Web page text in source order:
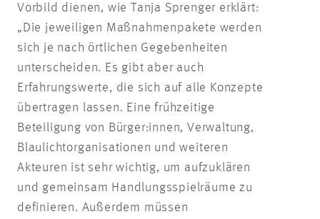
Vorbild dienen, wie Tanja Sprenger erklärt:
„Die jeweiligen Maßnahmenpakete werden
sich je nach örtlichen Gegebenheiten
unterscheiden. Es gibt aber auch
Erfahrungswerte, die sich auf alle Konzepte
übertragen lassen. Eine frühzeitige
Beteiligung von Bürger:innen, Verwaltung,
Blaulichtorganisationen und weiteren
Akteuren ist sehr wichtig, um aufzuklären
und gemeinsam Handlungsspielräume zu
definieren. Außerdem müssen